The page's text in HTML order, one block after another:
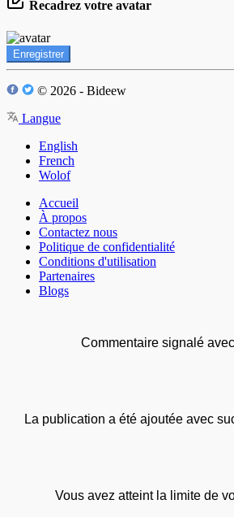
Recadrez votre avatar
Enregistrer
© 2026 - Bideew
Langue
English
French
Wolof
Accueil
À propos
Contactez nous
Politique de confidentialité
Conditions d'utilisation
Partenaires
Blogs
Commentaire signalé
La publication a été ajoutée avec
Vous avez atteint la limite de